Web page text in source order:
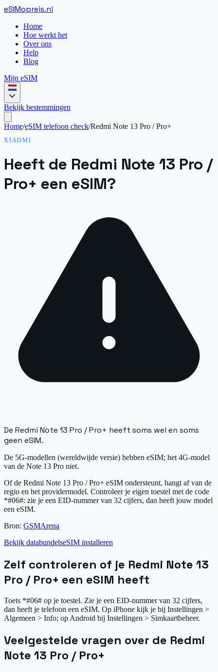
eSIMopreis.nl
Home
Hoe werkt het
Over ons
Help
Blog
Mijn eSIM
Bekijk bestemmingen
Home/eSIM telefoon check/Redmi Note 13 Pro / Pro+
XIAOMI
Heeft de Redmi Note 13 Pro /
Pro+ een eSIM?
De Redmi Note 13 Pro / Pro+ heeft soms wel en soms
geen eSIM.
De 5G-modellen (wereldwijde versie) hebben eSIM; het 4G-model
van de Note 13 Pro niet.
Of de Redmi Note 13 Pro / Pro+ eSIM ondersteunt, hangt af van de
regio en het providermodel. Controleer je eigen toestel met de code
*#06#: zie je een EID-nummer van 32 cijfers, dan heeft jouw model
een eSIM.
Bron: GSMArena
Bekijk databundelseSIM installeren
Zelf controleren of je Redmi Note 13
Pro / Pro+ een eSIM heeft
Toets *#06# op je toestel. Zie je een EID-nummer van 32 cijfers,
dan heeft je telefoon een eSIM. Op iPhone kijk je bij Instellingen >
Algemeen > Info; op Android bij Instellingen > Simkaartbeheer.
Veelgestelde vragen over de Redmi
Note 13 Pro / Pro+